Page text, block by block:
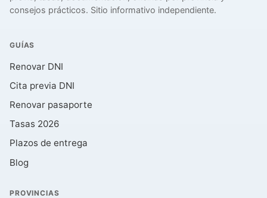
consejos prácticos. Sitio informativo independiente.
GUÍAS
Renovar DNI
Cita previa DNI
Renovar pasaporte
Tasas 2026
Plazos de entrega
Blog
PROVINCIAS